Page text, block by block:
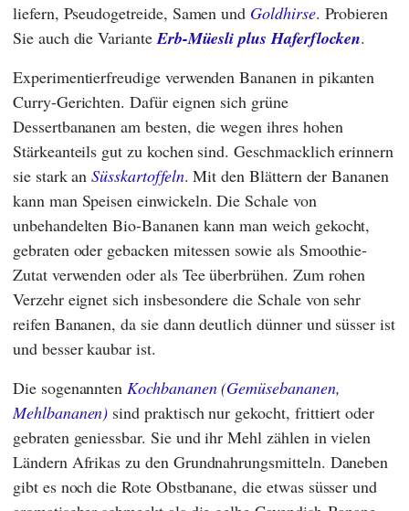
liefern, Pseudogetreide, Samen und Goldhirse. Probieren
Sie auch die VarianteErb-Müesli plus Haferflocken.
Experimentierfreudige verwenden Bananen in pikanten
Curry-Gerichten. Dafür eignen sich grüne
Dessertbananen am besten, die wegen ihres hohen
Stärkeanteils gut zu kochen sind. Geschmacklich erinnern
sie stark anSüsskartoffeln. Mit den Blättern der Bananen
kann man Speisen einwickeln. Die Schale von
unbehandelten Bio-Bananen kann man weich gekocht,
gebraten oder gebacken mitessen sowie als Smoothie-
Zutat verwenden oder als Tee überbrühen. Zum rohen
Verzehr eignet sich insbesondere die Schale von sehr
reifen Bananen, da sie dann deutlich dünner und süsser ist
und besser kaubar ist.
Die sogenanntenKochbananen (Gemüsebananen,
Mehlbananen) sind praktisch nur gekocht, frittiert oder
gebraten geniessbar. Sie und ihr Mehl zählen in vielen
Ländern Afrikas zu den Grundnahrungsmitteln. Daneben
gibt es noch die Rote Obstbanane, die etwas süsser und